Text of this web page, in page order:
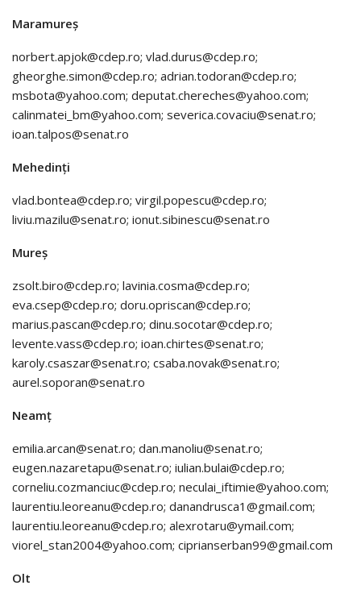
Maramureș
norbert.apjok@cdep.ro; vlad.durus@cdep.ro;
gheorghe.simon@cdep.ro; adrian.todoran@cdep.ro;
msbota@yahoo.com; deputat.chereches@yahoo.com;
calinmatei_bm@yahoo.com; severica.covaciu@senat.ro;
ioan.talpos@senat.ro
Mehedinți
vlad.bontea@cdep.ro; virgil.popescu@cdep.ro;
liviu.mazilu@senat.ro; ionut.sibinescu@senat.ro
Mureș
zsolt.biro@cdep.ro; lavinia.cosma@cdep.ro;
eva.csep@cdep.ro; doru.opriscan@cdep.ro;
marius.pascan@cdep.ro; dinu.socotar@cdep.ro;
levente.vass@cdep.ro; ioan.chirtes@senat.ro;
karoly.csaszar@senat.ro; csaba.novak@senat.ro;
aurel.soporan@senat.ro
Neamț
emilia.arcan@senat.ro; dan.manoliu@senat.ro;
eugen.nazaretapu@senat.ro; iulian.bulai@cdep.ro;
corneliu.cozmanciuc@cdep.ro; neculai_iftimie@yahoo.com;
laurentiu.leoreanu@cdep.ro; danandrusca1@gmail.com;
laurentiu.leoreanu@cdep.ro; alexrotaru@ymail.com;
viorel_stan2004@yahoo.com; ciprianserban99@gmail.com
Olt